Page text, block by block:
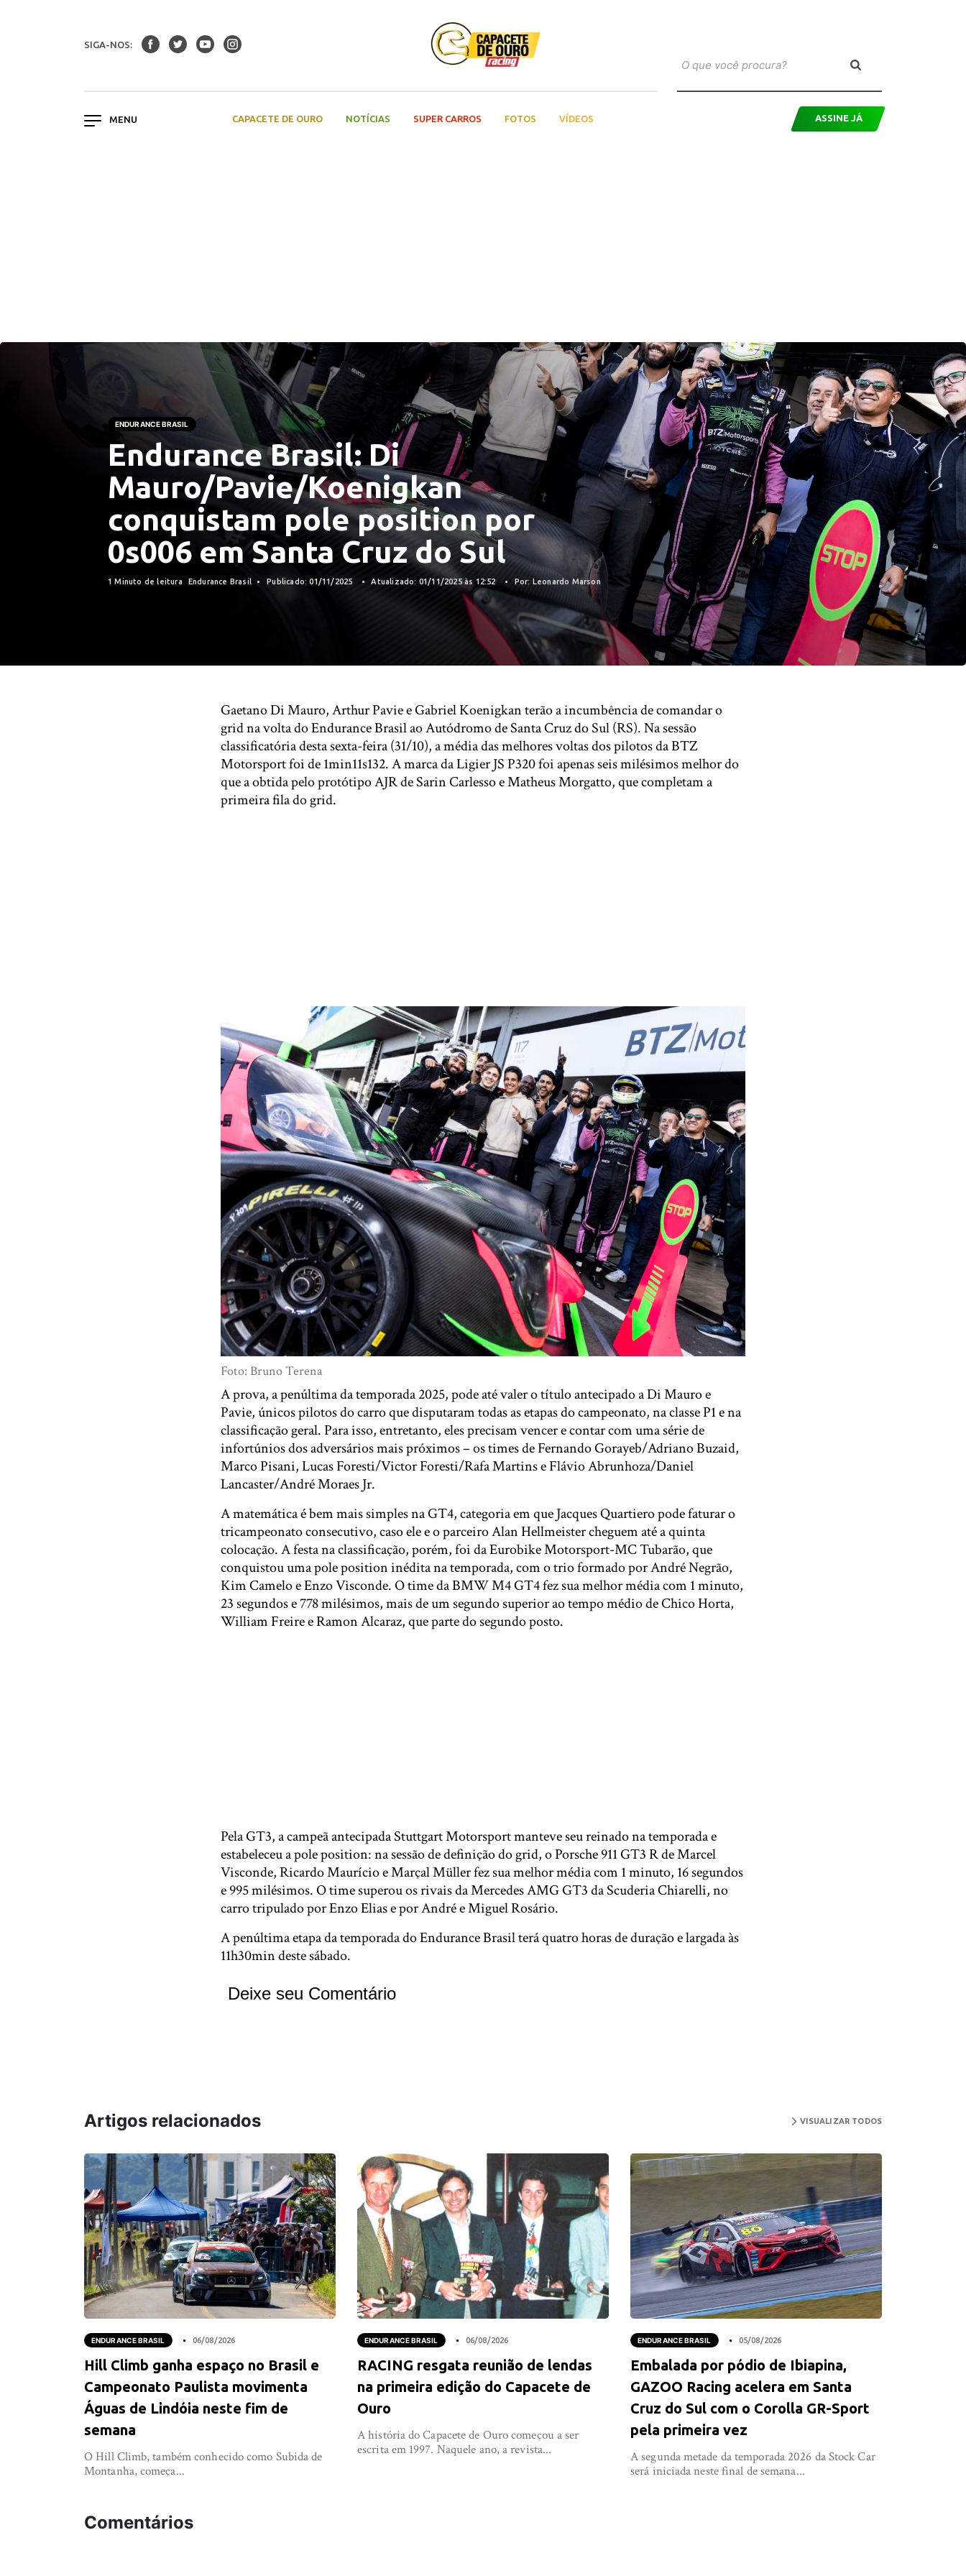
SIGA-NOS:
CAPACETE DE OURO NOTÍCIAS SUPER CARROS FOTOS VÍDEOS ASSINE JÁ
ENDURANCE BRASIL
Endurance Brasil: Di
Mauro/Pavie/Koenigkan
conquistam pole position por
0s006 em Santa Cruz do Sul
1 Minuto de leitura Endurance Brasil Publicado: 01/11/2025 Atualizado: 01/11/2025 às 12:52 Por: Leonardo Marson
Gaetano Di Mauro, Arthur Pavie e Gabriel Koenigkan terão a incumbência de comandar o
grid na volta do Endurance Brasil ao Autódromo de Santa Cruz do Sul (RS). Na sessão
classificatória desta sexta-feira (31/10), a média das melhores voltas dos pilotos da BTZ
Motorsport foi de 1min11s132. A marca da Ligier JS P320 foi apenas seis milésimos melhor do
que a obtida pelo protótipo AJR de Sarin Carlesso e Matheus Morgatto, que completam a
primeira fila do grid.
Foto: Bruno Terena
A prova, a penúltima da temporada 2025, pode até valer o título antecipado a Di Mauro e
Pavie, únicos pilotos do carro que disputaram todas as etapas do campeonato, na classe P1 e na
classificação geral. Para isso, entretanto, eles precisam vencer e contar com uma série de
infortúnios dos adversários mais próximos – os times de Fernando Gorayeb/Adriano Buzaid,
Marco Pisani, Lucas Foresti/Victor Foresti/Rafa Martins e Flávio Abrunhoza/Daniel
Lancaster/André Moraes Jr.
A matemática é bem mais simples na GT4, categoria em que Jacques Quartiero pode faturar o
tricampeonato consecutivo, caso ele e o parceiro Alan Hellmeister cheguem até a quinta
colocação. A festa na classificação, porém, foi da Eurobike Motorsport-MC Tubarão, que
conquistou uma pole position inédita na temporada, com o trio formado por André Negrão,
Kim Camelo e Enzo Visconde. O time da BMW M4 GT4 fez sua melhor média com 1 minuto,
23 segundos e 778 milésimos, mais de um segundo superior ao tempo médio de Chico Horta,
William Freire e Ramon Alcaraz, que parte do segundo posto.
Pela GT3, a campeã antecipada Stuttgart Motorsport manteve seu reinado na temporada e
estabeleceu a pole position: na sessão de definição do grid, o Porsche 911 GT3 R de Marcel
Visconde, Ricardo Maurício e Marçal Müller fez sua melhor média com 1 minuto, 16 segundos
e 995 milésimos. O time superou os rivais da Mercedes AMG GT3 da Scuderia Chiarelli, no
carro tripulado por Enzo Elias e por André e Miguel Rosário.
A penúltima etapa da temporada do Endurance Brasil terá quatro horas de duração e largada às
11h30min deste sábado.
Deixe seu Comentário
Artigos relacionados VISUALIZAR TODOS
ENDURANCE BRASIL 06/08/2026
Hill Climb ganha espaço no Brasil e
Campeonato Paulista movimenta
Águas de Lindóia neste fim de
semana
O Hill Climb, também conhecido como Subida de
Montanha, começa...
ENDURANCE BRASIL 06/08/2026
RACING resgata reunião de lendas
na primeira edição do Capacete de
Ouro
A história do Capacete de Ouro começou a ser
escrita em 1997. Naquele ano, a revista...
ENDURANCE BRASIL 05/08/2026
Embalada por pódio de Ibiapina,
GAZOO Racing acelera em Santa
Cruz do Sul com o Corolla GR-Sport
pela primeira vez
A segunda metade da temporada 2026 da Stock Car
será iniciada neste final de semana...
Comentários